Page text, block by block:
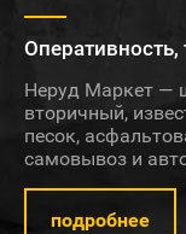
Оперативность,
Неруд Маркет —
вторичный,
песок,
самовывоз и
подробнее